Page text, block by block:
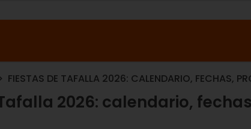
FIESTAS DE TAFALLA 2026: CALENDARIO, FECHAS,
2026: calendario,